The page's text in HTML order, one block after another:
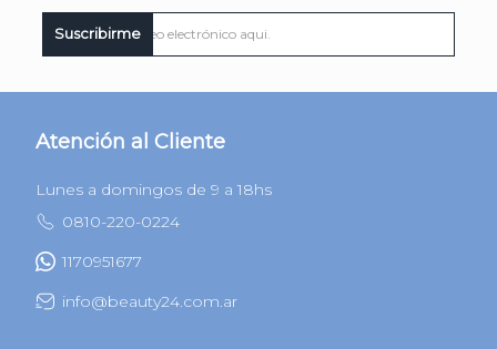
Suscribirme
Atención al Cliente
Lunes a domingos de 9 a 18hs
0810-220-0224
1170951677
info@beauty24.com.ar